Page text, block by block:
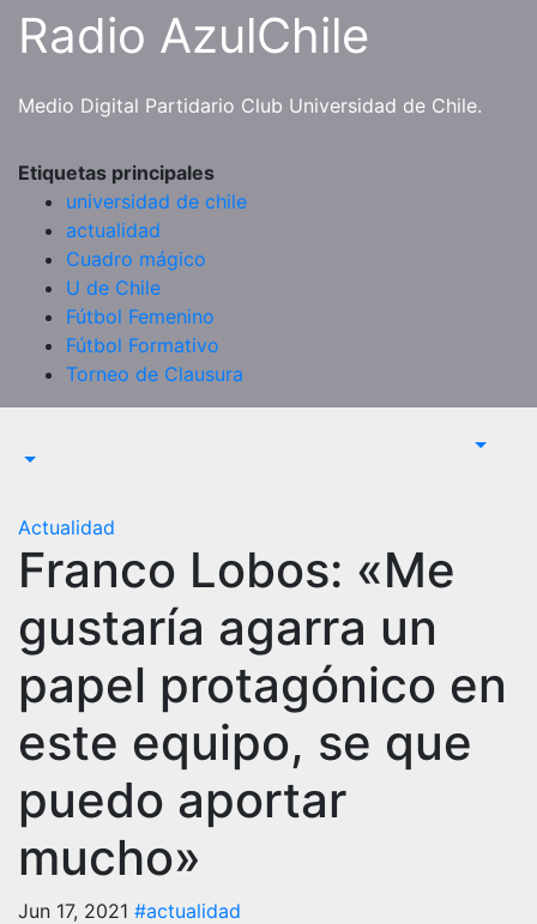
SaltarRadio AzulChile
Medio Digital Partidario Club Universidad de Chile.
Etiquetas principales
universidad de chile
actualidad
Cuadro mágico
U de Chile
Fútbol Femenino
Fútbol Formativo
Torneo de Clausura
Actualidad
Franco Lobos: «Me
gustaría agarra un
papel protagónico en
este equipo, se que
puedo aportar
mucho»
Jun 17, 2021 #actualidad